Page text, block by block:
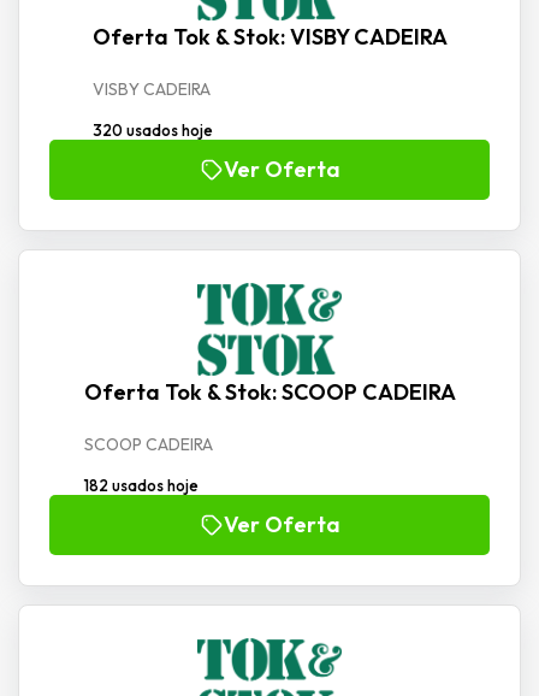
Oferta Tok & Stok: VISBY CADEIRA
VISBY CADEIRA
320 usados hoje
Ver Oferta
Oferta Tok & Stok: SCOOP CADEIRA
SCOOP CADEIRA
182 usados hoje
Ver Oferta